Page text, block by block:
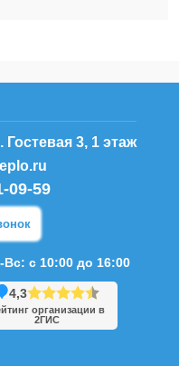
Гостевая 3, 1 этаж
09-59
с 10:00 до 16:00
4,3
организации в
2ГИС